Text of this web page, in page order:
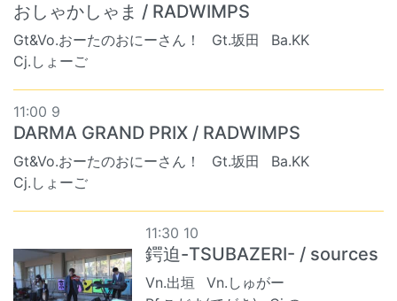
おしゃかしゃま / RADWIMPS
Gt&Vo.おーたのおにーさん！ Gt.坂田
Ba.KK
Cj.しょーご
11:00 9
DARMA GRAND PRIX / RADWIMPS
Gt&Vo.おーたのおにーさん！ Gt.坂田
Ba.KK
Cj.しょーご
11:30 10
鍔迫-TSUBAZERI- / sources
Vn.出垣
Vn.しゅがー